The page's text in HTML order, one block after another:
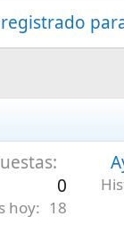
0
hoy 18